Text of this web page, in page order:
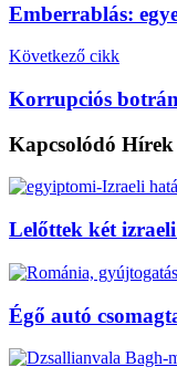
Emberrablás:
Következő cikk
Korrupciós
Kapcsolódó Hírek
Lelőttek két
Égő autó